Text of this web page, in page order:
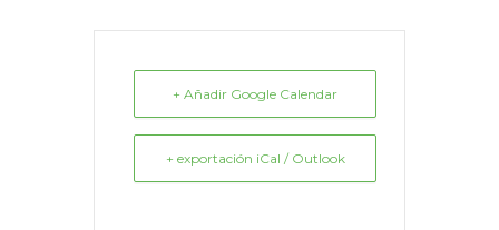
+ Añadir Google Calendar
+ exportación iCal / Outlook